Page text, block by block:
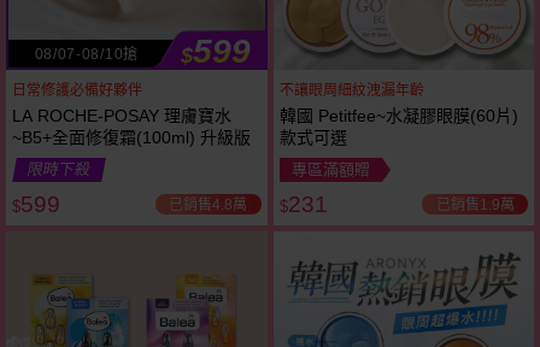
08/07-08/10搶 $599
日常修護必備好夥伴
LA ROCHE-POSAY 理膚寶水
~B5+全面修復霜(100ml) 升級版
限時下殺
$599 已銷售4.8萬
不讓眼周細紋洩漏年齡
韓國 Petitfee~水凝膠眼膜(60片)
款式可選
專區滿額贈
$231 已銷售1.9萬